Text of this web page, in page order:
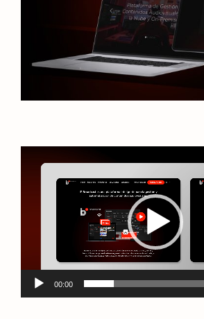
00:00